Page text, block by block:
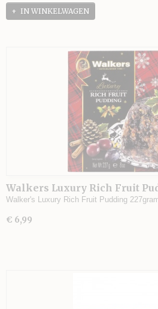
IN WINKELWAGEN
Walkers Luxury Rich Fruit
Walker's Luxury Rich Fruit Pudding
€ 6,99